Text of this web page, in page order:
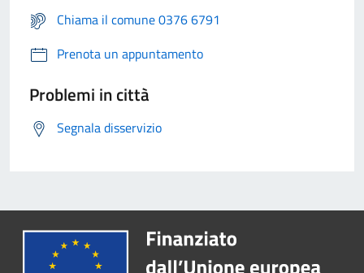
Chiama il comune 0376 6791
Prenota un appuntamento
Problemi in città
Segnala disservizio